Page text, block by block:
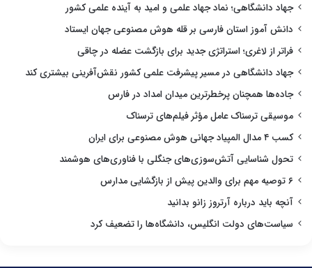
جهاد دانشگاهی؛ نماد جهاد علمی و امید به آینده علمی کشور
دانش آموز استان فارسی بر قله هوش مصنوعی جهان ایستاد
فراتر از لاغری؛ استراتژی جدید برای بازگشت عضله در چاقی
جهاد دانشگاهی در مسیر پیشرفت علمی کشور نقش‌آفرینی بیشتری کند
جاده‌ها همچنان پرخطرترین میدان امداد در فارس
موسیقی ترسناک عامل مؤثر فیلم‌های ترسناک
کسب ۴ مدال المپیاد جهانی هوش مصنوعی برای ایران
تحول شناسایی آتش‌سوزی‌های جنگلی با فناوری‌های هوشمند
۶ توصیه مهم برای والدین پیش از بازگشایی مدارس
آنچه باید درباره آرتروز زانو بدانید
سیاست‌های دولت انگلیس، دانشگاه‌ها را تضعیف کرد